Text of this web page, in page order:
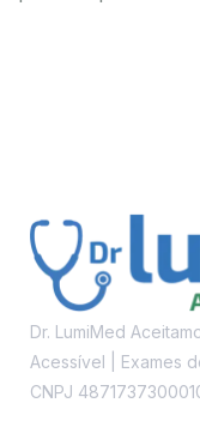
Dr. LumiMed
Acessível | Exames
CNPJ